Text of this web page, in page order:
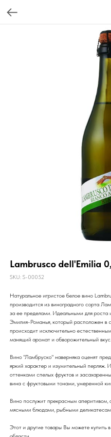
Lambrusco dell'Emilia
SKU: S-00052
Натуральное игристое белое вино
производится из виноградного сорта
за ее пределами. Идеальными для роста
Эмилия-Романья, который расположен в
происходит исключительно
манящий аромат и обворожительный вкус.
Вино "Ламбруско" наверняка оценят
яркий характер и изумительный перляж.
оттенками спелых фруктов и
вина с фруктовыми тонами, умеренной
Вино послужит прекрасным аперитивом,
мясными блюдами, рыбными
Этот и другие товары Вы можете